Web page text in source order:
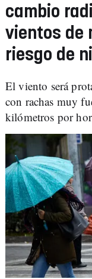
cambio
vientos de
riesgo de
El viento será
con rachas muy
kilómetros por